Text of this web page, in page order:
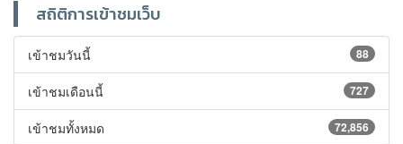
สถิติการเข้าชมเว็บ
88
เข้าชมวันนี้
727
เข้าชมเดือนนี้
72,856
เข้าชมทั้งหมด